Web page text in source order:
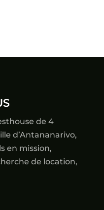
de 4
d’Antananarivo,
en mission,
de location,